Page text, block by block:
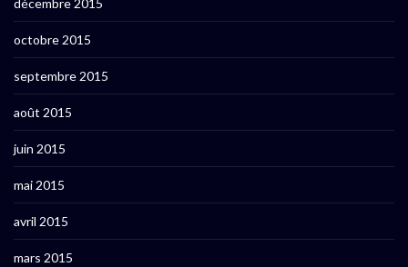
décembre 2015
octobre 2015
septembre 2015
août 2015
juin 2015
mai 2015
avril 2015
mars 2015